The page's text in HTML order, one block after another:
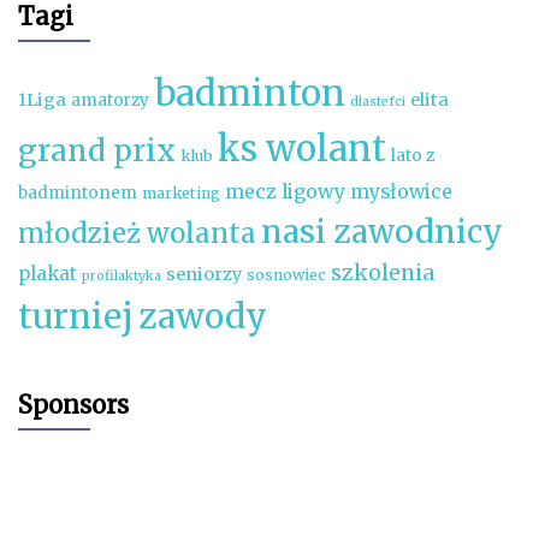
Tagi
1Liga amatorzy badminton dlastefci elita
grand prix klub ks wolant lato z
badmintonem marketing mecz ligowy mysłowice
młodzież wolanta nasi zawodnicy
plakat profilaktyka seniorzy sosnowiec szkolenia
turniej zawody
Sponsors